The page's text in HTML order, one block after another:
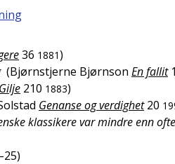
36 1881)
(Bjørnstjerne Bjørnson En fallit
210 1883)
Genanse og verdighet 20
klassikere var mindre enn
)